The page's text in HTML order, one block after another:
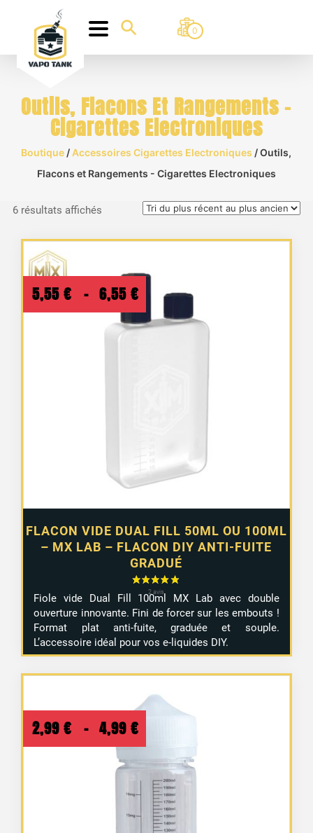
0
Outils, Flacons Et Rangements -
Cigarettes Electroniques
Boutique / Accessoires Cigarettes Electroniques / Outils,
Flacons et Rangements - Cigarettes Electroniques
6 résultats affichésTrié
au
plus
ancien
FLACON VIDE DUAL FILL 50ML OU 100ML
– MX LAB – FLACON DIY ANTI-FUITE
GRADUÉ
5,55 € – 6,55 €
Plage
de
Fiole vide Dual Fill 100ml MX Lab avec double
ouverture innovante. Fini de forcer sur les embouts !
Format plat anti-fuite, graduée et souple.
L’accessoire idéal pour vos e-liquides DIY.
2,99 € – 4,99 €
de
prix :
2,99 €